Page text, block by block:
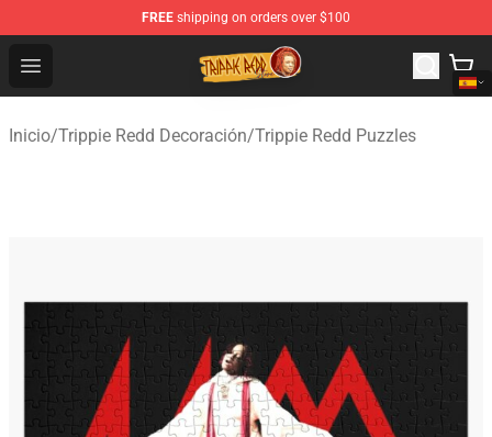
FREE shipping on orders over $100
Open menu
Trippie Redd Store - Official Trippie Redd Merchandise
Inicio/Trippie Redd Decoración/Trippie Redd Puzzles